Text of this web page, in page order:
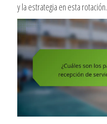
y la estrategia en esta rotación.